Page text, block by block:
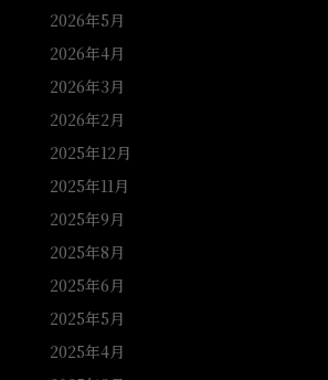
2026年5月
2026年4月
2026年3月
2026年2月
2025年12月
2025年11月
2025年9月
2025年8月
2025年6月
2025年5月
2025年4月